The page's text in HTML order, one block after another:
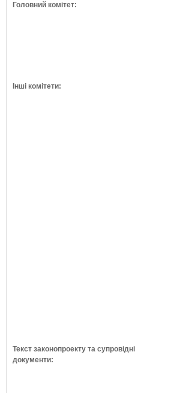
Головний комітет:
Інші комітети:
Текст законопроекту та супровідні
документи: